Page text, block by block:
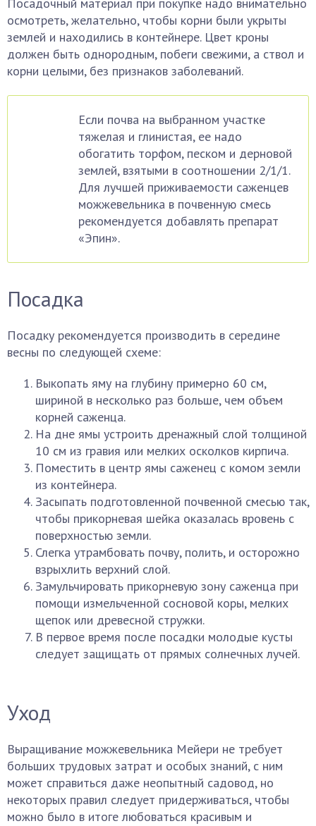
осмотреть, желательно, чтобы корни были укрыты
землей и находились в контейнере. Цвет кроны
должен быть однородным, побеги свежими, а ствол и
корни целыми, без признаков заболеваний.
Если почва на выбранном участке
тяжелая и глинистая, ее надо
обогатить торфом, песком и дерновой
землей, взятыми в соотношении 2/1/1.
Для лучшей приживаемости саженцев
можжевельника в почвенную смесь
рекомендуется добавлять препарат
«Эпин».
Посадка
Посадку рекомендуется производить в середине
весны по следующей схеме:
Выкопать яму на глубину примерно 60 см,
шириной в несколько раз больше, чем объем
корней саженца.
На дне ямы устроить дренажный слой толщиной
10 см из гравия или мелких осколков кирпича.
Поместить в центр ямы саженец с комом земли
из контейнера.
Засыпать подготовленной почвенной смесью так,
чтобы прикорневая шейка оказалась вровень с
поверхностью земли.
Слегка утрамбовать почву, полить, и осторожно
взрыхлить верхний слой.
Замульчировать прикорневую зону саженца при
помощи измельченной сосновой коры, мелких
щепок или древесной стружки.
В первое время после посадки молодые кусты
следует защищать от прямых солнечных лучей.
Уход
Выращивание можжевельника Мейери не требует
больших трудовых затрат и особых знаний, с ним
может справиться даже неопытный садовод, но
некоторых правил следует придерживаться, чтобы
можно было в итоге любоваться красивым и